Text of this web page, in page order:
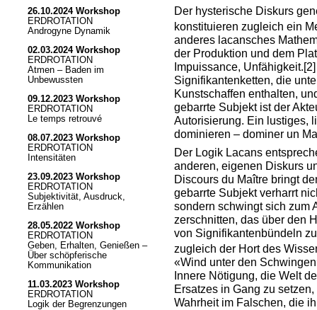
26.10.2024 Workshop
ERDROTATION
Androgyne Dynamik
02.03.2024 Workshop
ERDROTATION
Atmen – Baden im
Unbewussten
09.12.2023 Workshop
ERDROTATION
Le temps retrouvé
08.07.2023 Workshop
ERDROTATION
Intensitäten
23.09.2023 Workshop
ERDROTATION
Subjektivität, Ausdruck,
Erzählen
28.05.2022 Workshop
ERDROTATION
Geben, Erhalten, Genießen –
Über schöpferische
Kommunikation
11.03.2023 Workshop
ERDROTATION
Logik der Begrenzungen
Der hysterische Diskurs
konstituieren zugleich ein
anderes lacansches
der Produktion und dem
Impuissance, Unfähigkeit.[2]
Signifikantenketten, die
Kunstschaffen enthalten,
gebarrte Subjekt ist der
Autorisierung. Ein lustiges,
dominieren – dominer un
Der Logik Lacans
anderen, eigenen Diskurs
Discours du Maître bringt
gebarrte Subjekt verharrt
sondern schwingt sich zum
zerschnitten, das über den
von Signifikantenbündeln
zugleich der Hort des
«Wind unter den
Innere Nötigung, die Welt
Ersatzes in Gang zu
Wahrheit im Falschen, die